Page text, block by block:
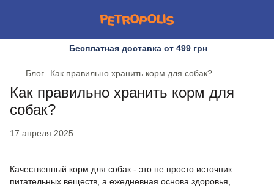
Бесплатная доставка от 499 грн
Блог Как правильно хранить корм для собак?
Как правильно хранить корм для
собак?
17 апреля 2025
Качественный корм для собак - это не просто источник
питательных веществ, а ежедневная основа здоровья,